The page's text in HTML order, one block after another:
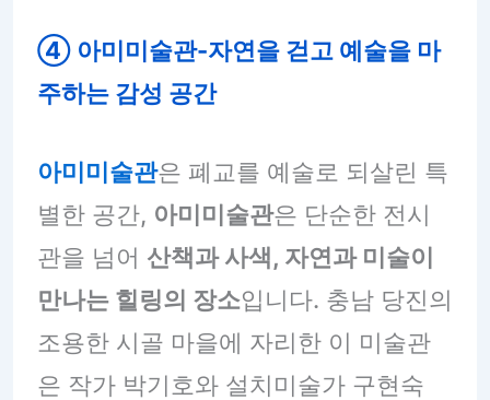
④ 아미미술관-자연을 걷고 예술을 마
주하는 감성 공간
아미미술관은 폐교를 예술로 되살린 특
별한 공간, 아미미술관은 단순한 전시
관을 넘어 산책과 사색, 자연과 미술이
만나는 힐링의 장소입니다. 충남 당진의
조용한 시골 마을에 자리한 이 미술관
은 작가 박기호와 설치미술가 구현숙